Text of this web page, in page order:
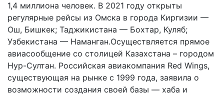
1,4 миллиона человек. В 2021 году открыты
регулярные рейсы из Омска в города Киргизии —
Ош, Бишкек; Таджикистана — Бохтар, Куляб;
Узбекистана — Наманган.Осуществляется прямое
авиасообщение со столицей Казахстана – городом
Нур-Султан. Российская авиакомпания Red Wings,
существующая на рынке с 1999 года, заявила о
возможности создания своей базы — хаба и